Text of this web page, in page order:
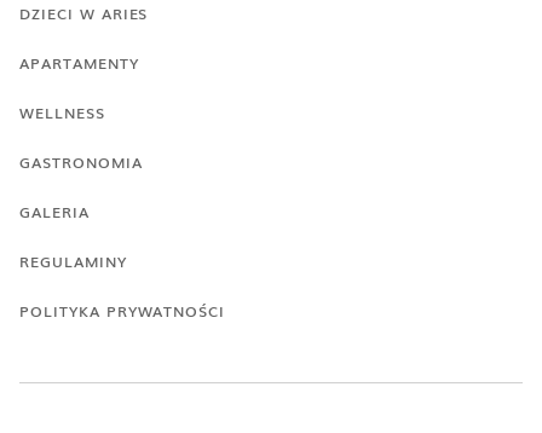
DZIECI W ARIES
APARTAMENTY
WELLNESS
GASTRONOMIA
GALERIA
REGULAMINY
POLITYKA PRYWATNOŚCI